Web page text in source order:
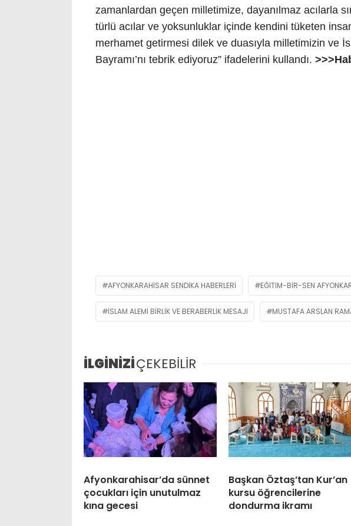
zamanlardan geçen milletimize, dayanılmaz acılarla
türlü acılar ve yoksunluklar içinde kendini tüketen
merhamet getirmesi dilek ve duasıyla milletimizin ve
Bayramı’nı tebrik ediyoruz” ifadelerini kullandı.
AFYONKARAHISAR SENDIKA HABERLERI EĞITIM-BIR-SEN
İSLAM ALEMI BIRLIK VE BERABERLIK MESAJI MUSTAFA ARSLAN
İLGİNİZİÇEKEBİLİR
Afyonkarahisar’da sünnet
çocukları için unutulmaz
kına gecesi
Başkan Öztaş’tan Kur’an
kursu öğrencilerine
dondurma ikramı